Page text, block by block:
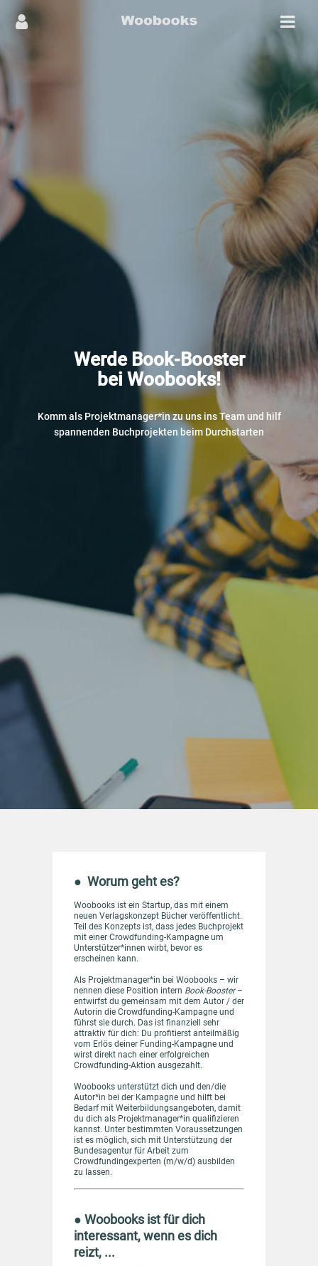
Werde Book-Booster
bei Woobooks!
Komm als Projektmanager*in zu uns ins Team und hilf
spannenden Buchprojekten beim Durchstarten
● Worum geht es?
Woobooks ist ein Startup, das mit einem
neuen Verlagskonzept Bücher veröffentlicht.
Teil des Konzepts ist, dass jedes Buchprojekt
mit einer Crowdfunding-Kampagne um
Unterstützer*innen wirbt, bevor es
erscheinen kann.
Als Projektmanager*in bei Woobooks – wir
nennen diese Position intern Book-Booster–
entwirfst du gemeinsam mit dem Autor / der
Autorin die Crowdfunding-Kampagne und
führst sie durch. Das ist finanziell sehr
attraktiv für dich: Du profitierst anteilmäßig
vom Erlös deiner Funding-Kampagne und
wirst direkt nach einer erfolgreichen
Crowdfunding-Aktion ausgezahlt.
Woobooks unterstützt dich und den/die
Autor*in bei der Kampagne und hilft bei
Bedarf mit Weiterbildungsangeboten, damit
du dich als Projektmanager*in qualifizieren
kannst. Unter bestimmten Voraussetzungen
ist es möglich, sich mit Unterstützung der
Bundesagentur für Arbeit zum
Crowdfundingexperten (m/w/d) ausbilden
zu lassen.
● Woobooks ist für dich
interessant, wenn es dich
reizt, ...